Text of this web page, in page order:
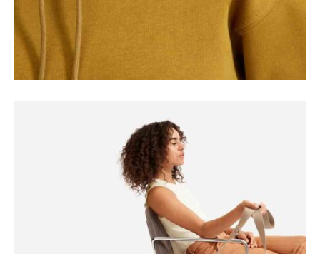
Square Design